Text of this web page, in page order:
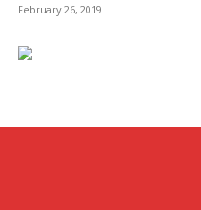
February 26, 2019